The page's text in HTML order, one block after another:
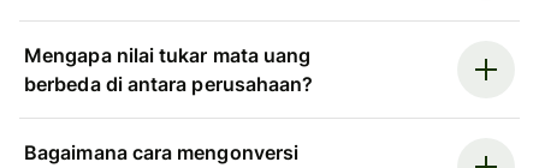
Mengapa nilai tukar mata uang
berbeda di antara perusahaan?
Bagaimana cara mengonversi